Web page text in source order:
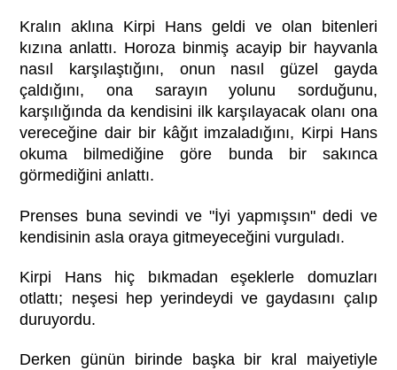
Kralın aklına Kirpi Hans geldi ve olan bitenleri
kızına anlattı. Horoza binmiş acayip bir hayvanla
nasıl karşılaştığını, onun nasıl güzel gayda
çaldığını, ona sarayın yolunu sorduğunu,
karşılığında da kendisini ilk karşılayacak olanı ona
vereceğine dair bir kâğıt imzaladığını, Kirpi Hans
okuma bilmediğine göre bunda bir sakınca
görmediğini anlattı.
Prenses buna sevindi ve "İyi yapmışsın" dedi ve
kendisinin asla oraya gitmeyeceğini vurguladı.
Kirpi Hans hiç bıkmadan eşeklerle domuzları
otlattı; neşesi hep yerindeydi ve gaydasını çalıp
duruyordu.
Derken günün birinde başka bir kral maiyetiyle